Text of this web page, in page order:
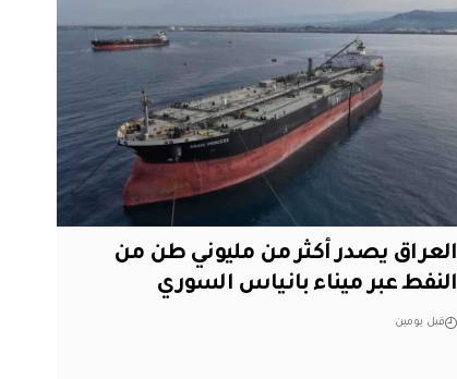
العراق يصدر أكثر من مليوني طن من
النفط عبر ميناء بانياس السوري
قبل يومين